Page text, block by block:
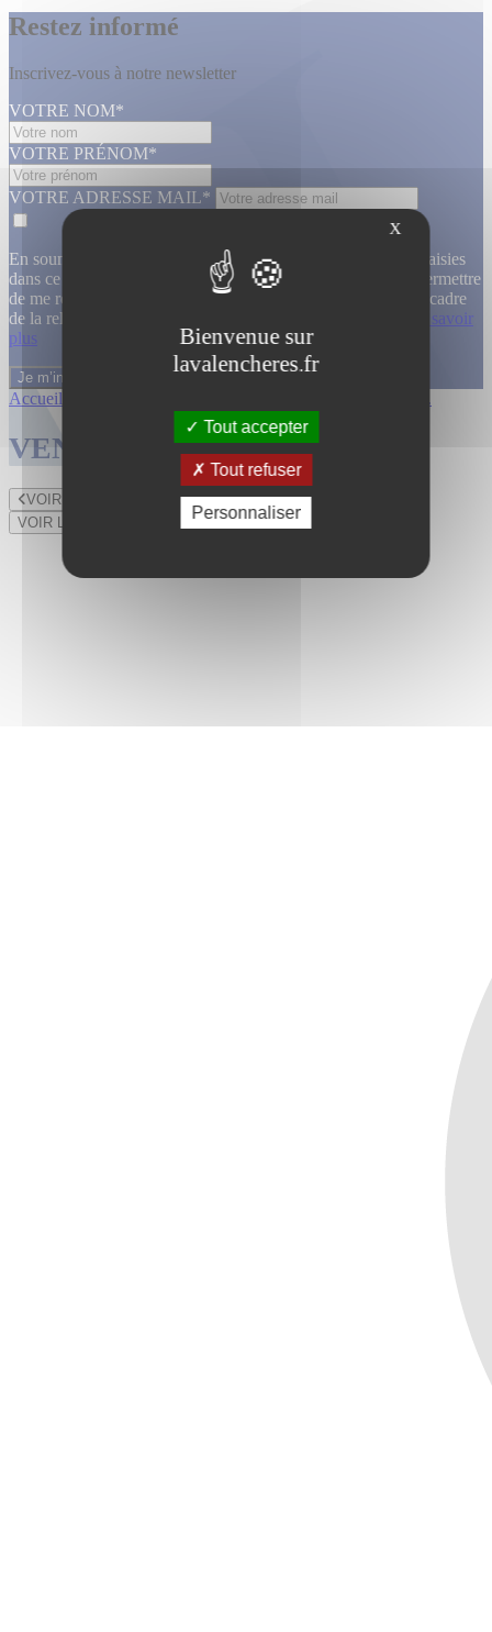
Restez informé
Inscrivez-vous à notre newsletter
VOTRE NOM*
VOTRE PRÉNOM*
VOTRE ADRESSE MAIL*
En soumettant ce formulaire, j’accepte que les informations saisies
dans ce formulaire soient utilisées, exploitées, traitées pour permettre
de me recontacter, pour m’envoyer des informations, dans le cadre
de la relation commerciale qui découle de cette demande.
En savoir
plus
Accueil Entier mobilier...
VENTES TERMINÉES
VOIR LE LOT PRÉCÉDENT
VOIR LE LOT SUIVANT
X
Bienvenue sur
lavalencheres.fr
Tout accepter
Tout refuser
Personnaliser